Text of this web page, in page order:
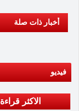
أخبار ذات صلة
فيديو
الاكثر قراءة